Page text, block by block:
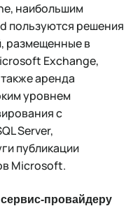
наибольшим
пользуются решения
размещенные в
Exchange,
аренда
уровнем
с
Server,
публикации
Microsoft.
провайдеру